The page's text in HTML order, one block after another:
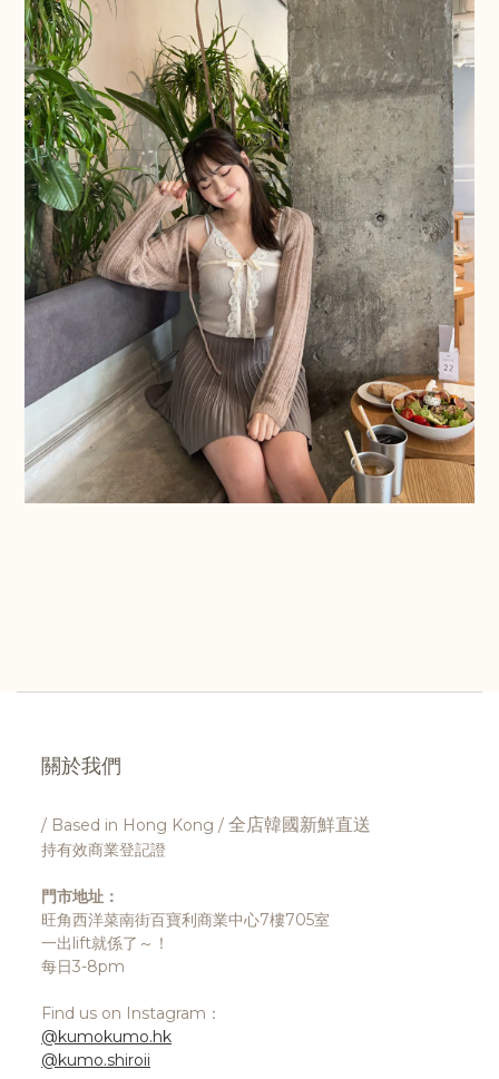
關於我們
/ Based in Hong Kong / 全店韓國新鮮直送
持有效商業登記證
門市地址：
旺角西洋菜南街百寶利商業中心7樓705室
一出lift就係了～！
每日3-8pm
Find us on Instagram：
@kumokumo.hk
@kumo.shiroii